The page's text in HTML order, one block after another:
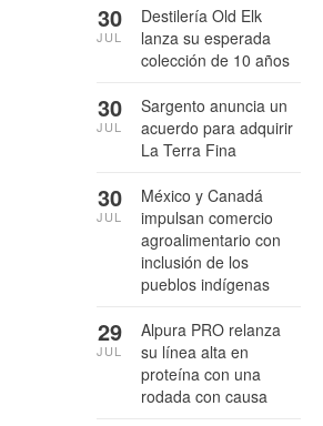
Destilería Old Elk
lanza su esperada
colección de 10 años
30
JUL
Sargento anuncia un
acuerdo para adquirir
La Terra Fina
30
JUL
México y Canadá
impulsan comercio
agroalimentario con
inclusión de los
pueblos indígenas
30
JUL
Alpura PRO relanza
su línea alta en
proteína con una
rodada con causa
29
JUL